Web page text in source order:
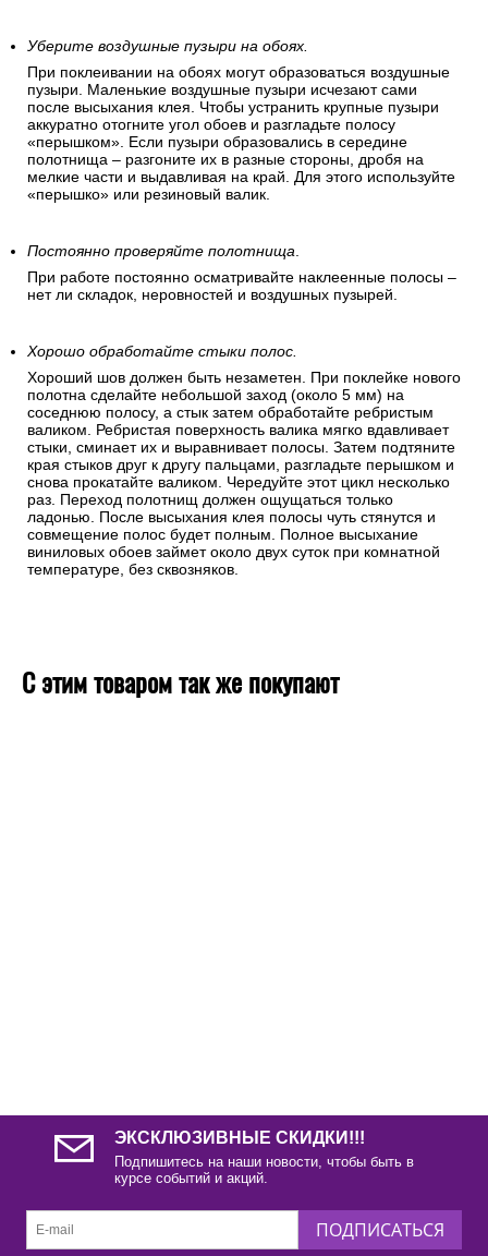
Уберите воздушные пузыри на обоях.
При поклеивании на обоях могут образоваться воздушные
пузыри. Маленькие воздушные пузыри исчезают сами
после высыхания клея. Чтобы устранить крупные пузыри
аккуратно отогните угол обоев и разгладьте полосу
«перышком». Если пузыри образовались в середине
полотнища – разгоните их в разные стороны, дробя на
мелкие части и выдавливая на край. Для этого используйте
«перышко» или резиновый валик.
Постоянно проверяйте полотнища.
При работе постоянно осматривайте наклеенные полосы –
нет ли складок, неровностей и воздушных пузырей.
Хорошо обработайте стыки полос.
Хороший шов должен быть незаметен. При поклейке нового
полотна сделайте небольшой заход (около 5 мм) на
соседнюю полосу, а стык затем обработайте ребристым
валиком. Ребристая поверхность валика мягко вдавливает
стыки, сминает их и выравнивает полосы. Затем подтяните
края стыков друг к другу пальцами, разгладьте перышком и
снова прокатайте валиком. Чередуйте этот цикл несколько
раз. Переход полотнищ должен ощущаться только
ладонью. После высыхания клея полосы чуть стянутся и
совмещение полос будет полным. Полное высыхание
виниловых обоев займет около двух суток при комнатной
температуре, без сквозняков.
С этим товаром так же покупают
ЭКСКЛЮЗИВНЫЕ СКИДКИ!!!
Подпишитесь на наши новости, чтобы быть в
курсе событий и акций.
ПОДПИСАТЬСЯ